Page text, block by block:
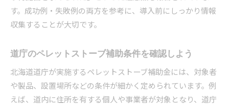
す。成功例・失敗例の両方を参考に、導入前にしっかり情報
収集することが大切です。
道庁のペレットストーブ補助条件を確認しよう
北海道道庁が実施するペレットストーブ補助金には、対象者
や製品、設置場所などの条件が細かく定められています。例
えば、道内に住所を有する個人や事業者が対象となり、道庁